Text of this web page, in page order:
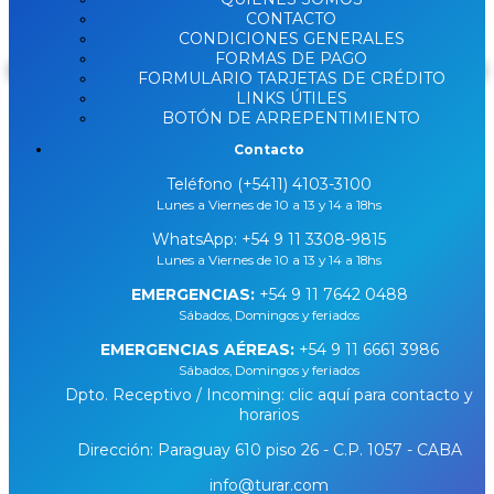
DISPONIBLE
Buscar
CONTACTO
CONDICIONES GENERALES
FORMAS DE PAGO
FORMULARIO TARJETAS DE CRÉDITO
LINKS ÚTILES
BOTÓN DE ARREPENTIMIENTO
Contacto
Teléfono (+5411) 4103-3100
Lunes a Viernes de 10 a 13 y 14 a 18hs
WhatsApp: +54 9 11 3308-9815
Lunes a Viernes de 10 a 13 y 14 a 18hs
EMERGENCIAS: +54 9 11 7642 0488
Sábados, Domingos y feriados
EMERGENCIAS AÉREAS: +54 9 11 6661 3986
Sábados, Domingos y feriados
Dpto. Receptivo / Incoming: clic aquí para contacto y
horarios
Dirección: Paraguay 610 piso 26 - C.P. 1057 - CABA
info@turar.com